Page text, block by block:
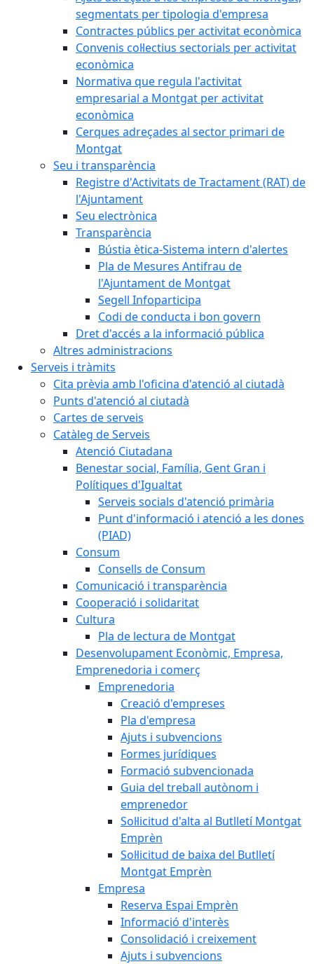
segmentats per tipologia d'empresa
Contractes públics per activitat econòmica
Convenis col·lectius sectorials per activitat
econòmica
Normativa que regula l'activitat
empresarial a Montgat per activitat
econòmica
Cerques adreçades al sector primari de
Montgat
Seu i transparència
Registre d'Activitats de Tractament (RAT) de
l'Ajuntament
Seu electrònica
Transparència
Bústia ètica-Sistema intern d'alertes
Pla de Mesures Antifrau de
l'Ajuntament de Montgat
Segell Infoparticipa
Codi de conducta i bon govern
Dret d'accés a la informació pública
Altres administracions
Serveis i tràmits
Cita prèvia amb l'oficina d'atenció al ciutadà
Punts d'atenció al ciutadà
Cartes de serveis
Catàleg de Serveis
Atenció Ciutadana
Benestar social, Família, Gent Gran i
Polítiques d'Igualtat
Serveis socials d'atenció primària
Punt d'informació i atenció a les dones
(PIAD)
Consum
Consells de Consum
Comunicació i transparència
Cooperació i solidaritat
Cultura
Pla de lectura de Montgat
Desenvolupament Econòmic, Empresa,
Emprenedoria i comerç
Emprenedoria
Creació d'empreses
Pla d'empresa
Ajuts i subvencions
Formes jurídiques
Formació subvencionada
Guia del treball autònom i
emprenedor
Sol·licitud d'alta al Butlletí Montgat
Emprèn
Sol·licitud de baixa del Butlletí
Montgat Emprèn
Empresa
Reserva Espai Emprèn
Informació d'interès
Consolidació i creixement
Ajuts i subvencions